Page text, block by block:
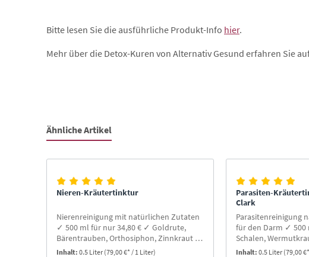
Bitte lesen Sie die ausführliche Produkt-Info hier.
Mehr über die Detox-Kuren von Alternativ Gesund erfahren Sie
Ähnliche Artikel
Nieren-Kräutertinktur
Nierenreinigung mit natürlichen Zutaten
✓ 500 ml für nur 34,80 € ✓ Goldrute,
Bärentrauben, Orthosiphon, Zinnkraut ✓
Praktisch einzunehmen ✓ 17% Alkohol
Inhalt: 0.5 Liter (79,00 €* / 1 Liter)
Parasiten-
Clark
Parasitenreinigung
für den Darm ✓
Schalen,
Praktisch
Inhalt: 0.5 Liter (79,00